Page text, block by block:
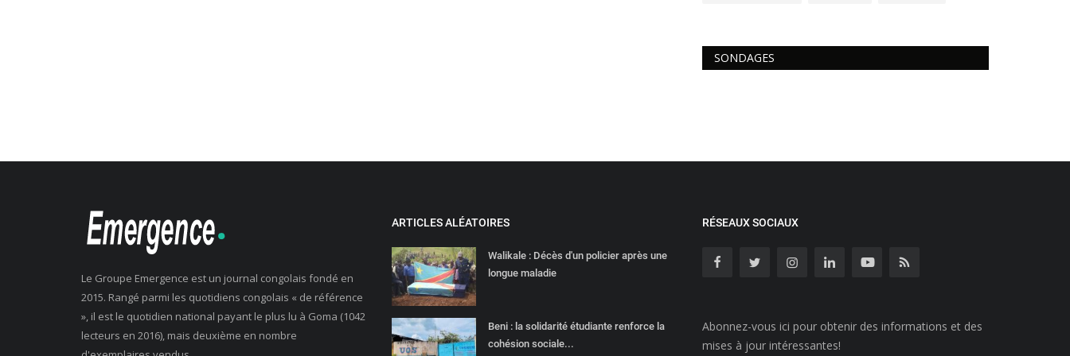
SONDAGES
Le Groupe Emergence est un journal congolais fondé en
2015. Rangé parmi les quotidiens congolais « de référence
», il est le quotidien national payant le plus lu à Goma (1042
lecteurs en 2016), mais deuxième en nombre
ARTICLES ALÉATOIRES
Walikale : Décès d'un policier après une
longue maladie
Beni : la solidarité étudiante renforce la
cohésion sociale...
RÉSEAUX SOCIAUX
Abonnez-vous ici pour obtenir des informations et des
mises à jour intéressantes!